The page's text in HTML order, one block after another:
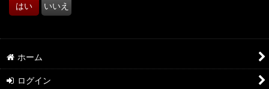
はい いいえ
ホーム
ログイン